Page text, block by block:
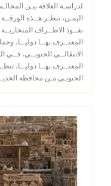
لدراسـة العلاقة بيـن
اليمـن، تنظـر هــذه
نفــوذ الاطــراف
المعتــرف بهــا دوليــا،
الانتقالــي الجنوبــي.
المعتــرف بهــا دوليــا،
الجنوبـي مـن محافظة